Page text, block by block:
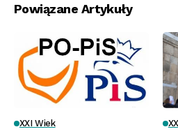
Powiązane Artykuły
XXI Wiek